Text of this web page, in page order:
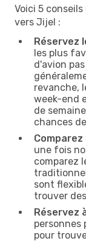
Voici 5
vers Jijel :
Réservez
les plus
d'avion
revanche,
week-end
de
chances
une fois
comparez
sont
trouver
Réservez
pour